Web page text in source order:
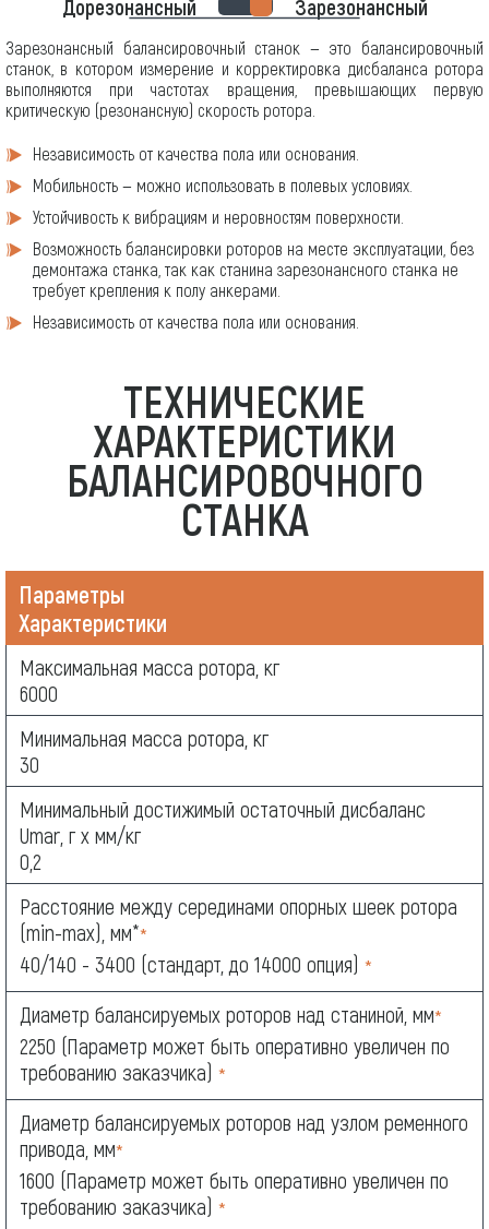
Дорезонансный
Зарезонансный
Зарезонансный балансировочный станок — это балансировочный
станок, в котором измерение и корректировка дисбаланса ротора
выполняются при частотах вращения, превышающих первую
критическую (резонансную) скорость ротора.
Независимость от качества пола или основания.
Мобильность — можно использовать в полевых условиях.
Устойчивость к вибрациям и неровностям поверхности.
Возможность балансировки роторов на месте эксплуатации, без
демонтажа станка, так как станина зарезонансного станка не
требует крепления к полу анкерами.
Независимость от качества пола или основания.
ТЕХНИЧЕСКИЕ
ХАРАКТЕРИСТИКИ
БАЛАНСИРОВОЧНОГО
СТАНКА
Параметры
Характеристики
Максимальная масса ротора, кг
6000
Минимальная масса ротора, кг
30
Минимальный достижимый остаточный дисбаланс
Umar, г х мм/кг
0,2
Расстояние между серединами опорных шеек ротора
(min-max), мм**
40/140 - 3400 (стандарт, до 14000 опция) *
Диаметр балансируемых роторов над станиной, мм*
2250 (Параметр может быть оперативно увеличен по
требованию заказчика) *
Диаметр балансируемых роторов над узлом ременного
привода, мм*
1600 (Параметр может быть оперативно увеличен по
требованию заказчика) *